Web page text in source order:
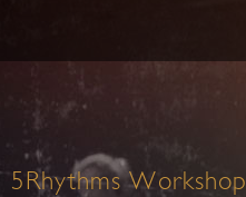
5Rhythms Workshop